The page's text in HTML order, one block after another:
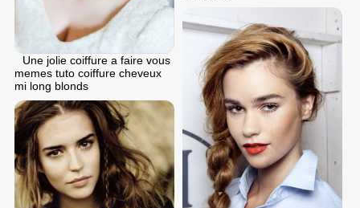
Une jolie coiffure a faire vous
memes tuto coiffure cheveux
mi long blonds